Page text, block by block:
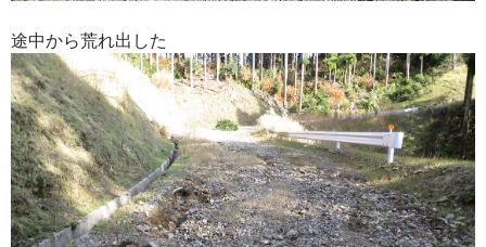
途中から荒れ出した